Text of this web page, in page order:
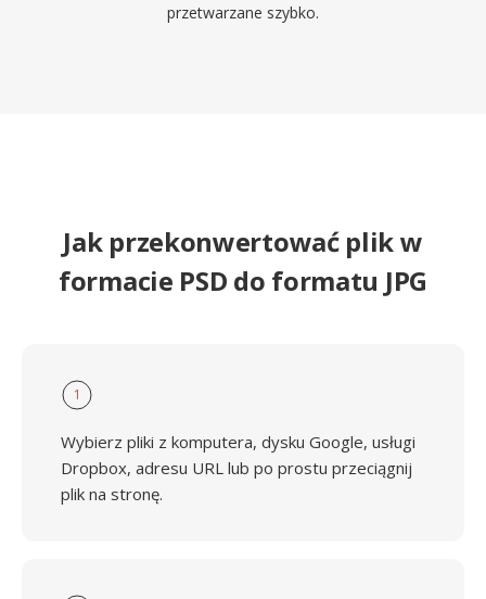
przetwarzane szybko.
Jak przekonwertować plik w
formacie PSD do formatu JPG
1
Wybierz pliki z komputera, dysku Google, usługi
Dropbox, adresu URL lub po prostu przeciągnij
plik na stronę.